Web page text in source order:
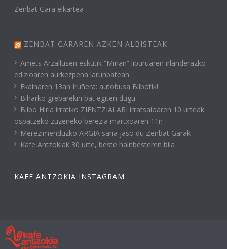
Zenbat Gara elkartea
ZENBAT GARAREN AZKEN ALBISTEAK
Amets Arzallusen eskutik “Miñan” liburuaren irlanderazko
edizioaren aurkezpena larunbatean
Ekainaren 13an Iruñera: autobusa Bilbotik!
Biharko grebarekin bat egiten dugu
Bilbo Hiria irratiko ZIENTZIALARI irratsaioaren 10 urteak
ospatzeko zuzeneko berezia martxoaren 11n
Merezimenduzko ARGIA saria jaso du Zenbat Garak
Kafe Antzokiak 30 urte, beste hainbesteren bila
KAFE ANTZOKIA INSTAGRAM